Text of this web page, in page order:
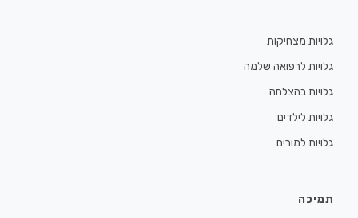
גלויות מצחיקות
גלויות לרפואה שלמה
גלויות בהצלחה
גלויות לילדים
גלויות למורים
תמיכה